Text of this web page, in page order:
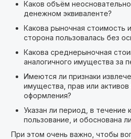
Каков объём
денежном эквиваленте?
Какова рыночная стоимость
сторона пользовалась без
Какова среднерыночная
аналогичного имущества за
Имеются ли признаки
имущества, прав или
оформления?
Указан ли период, в течение
пользование, и обоснована
При этом очень важно, чтобы